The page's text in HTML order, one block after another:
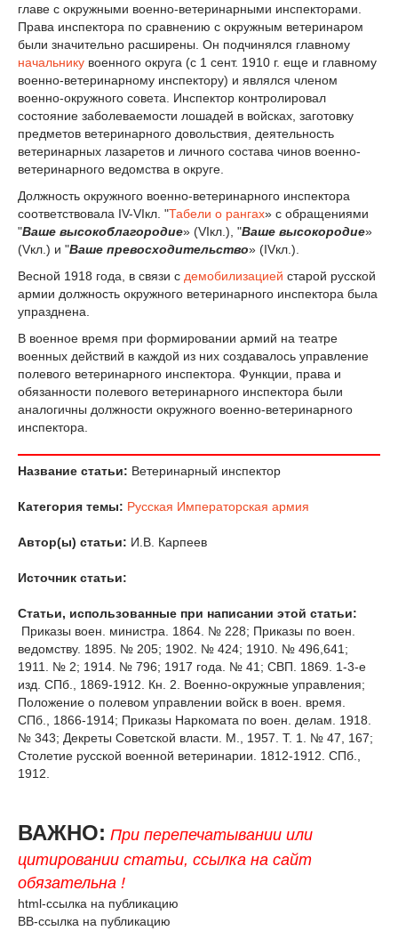
главе с окружными военно-ветеринарными инспекторами.
Права инспектора по сравнению с окружным ветеринаром
были значительно расширены. Он подчинялся главному
начальнику военного округа (с 1 сент. 1910 г. еще и главному
военно-ветеринарному инспектору) и являлся членом
военно-окружного совета. Инспектор контролировал
состояние заболеваемости лошадей в войсках, заготовку
предметов ветеринарного довольствия, деятельность
ветеринарных лазаретов и личного состава чинов военно-
ветеринарного ведомства в округе.
Должность окружного военно-ветеринарного инспектора
соответствовала IV-VIкл. "Табели о рангах» с обращениями
"Ваше высокоблагородие» (VIкл.), "Ваше высокородие»
(Vкл.) и "Ваше превосходительство» (IVкл.).
Весной 1918 года, в связи с демобилизацией старой русской
армии должность окружного ветеринарного инспектора была
упразднена.
В военное время при формировании армий на театре
военных действий в каждой из них создавалось управление
полевого ветеринарного инспектора. Функции, права и
обязанности полевого ветеринарного инспектора были
аналогичны должности окружного военно-ветеринарного
инспектора.
Название статьи: Ветеринарный инспектор
Категория темы: Русская Императорская армия
Автор(ы) статьи: И.В. Карпеев
Источник статьи:
Статьи, использованные при написании этой статьи:
Приказы воен. министра. 1864. № 228; Приказы по воен.
ведомству. 1895. № 205; 1902. № 424; 1910. № 496,641;
1911. № 2; 1914. № 796; 1917 года. № 41; СВП. 1869. 1-3-е
изд. СПб., 1869-1912. Кн. 2. Военно-окружные управления;
Положение о полевом управлении войск в воен. время.
СПб., 1866-1914; Приказы Наркомата по воен. делам. 1918.
№ 343; Декреты Советской власти. М., 1957. Т. 1. № 47, 167;
Столетие русской военной ветеринарии. 1812-1912. СПб.,
1912.
ВАЖНО: При перепечатывании или
цитировании статьи, ссылка на сайт
обязательна !
html-ссылка на публикацию
BB-ссылка на публикацию